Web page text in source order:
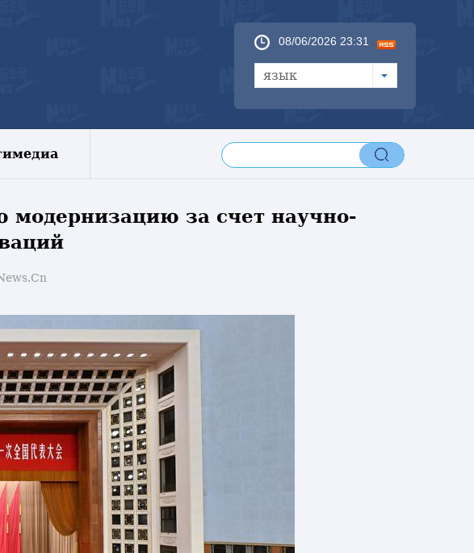
08/06/2026 23:31
язык
модернизацию за счет научно-